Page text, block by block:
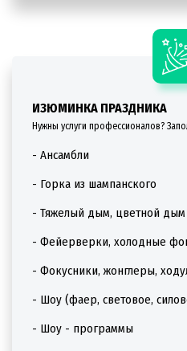
ИЗЮМИНКА ПРАЗДНИКА
Нужны услуги профессионалов?
- Ансамбли
- Горка из шампанского
- Тяжелый дым, цветной дым
- Фейерверки, холодные
- Фокусники, жонглеры,
- Шоу (фаер, световое,
- Шоу - программы